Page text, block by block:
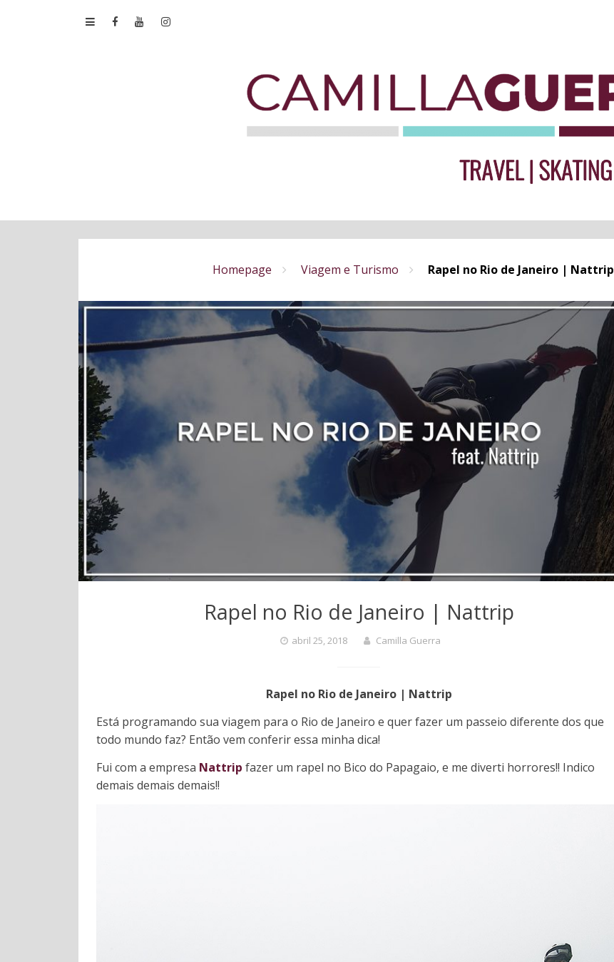
Homepage Viagem e Turismo Rapel no Rio de Janeiro | Nattrip
Rapel no Rio de Janeiro | Nattrip
abril 25, 2018 Camilla Guerra
Rapel no Rio de Janeiro | Nattrip
Está programando sua viagem para o Rio de Janeiro e quer fazer um passeio diferente dos que
todo mundo faz? Então vem conferir essa minha dica!
Fui com a empresa Nattrip fazer um rapel no Bico do Papagaio, e me diverti horrores!! Indico
demais demais demais!!